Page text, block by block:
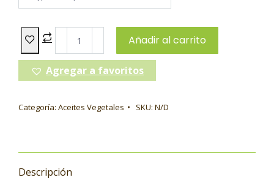
Añadir al carrito
Agregar a favoritos
Categoría: Aceites Vegetales SKU: N/D
Descripción